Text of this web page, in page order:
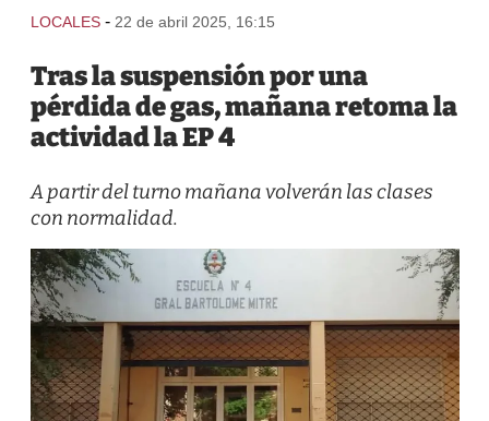
LOCALES - 22 de abril 2025, 16:15
Tras la suspensión por una
pérdida de gas, mañana retoma la
actividad la EP 4
A partir del turno mañana volverán las clases
con normalidad.